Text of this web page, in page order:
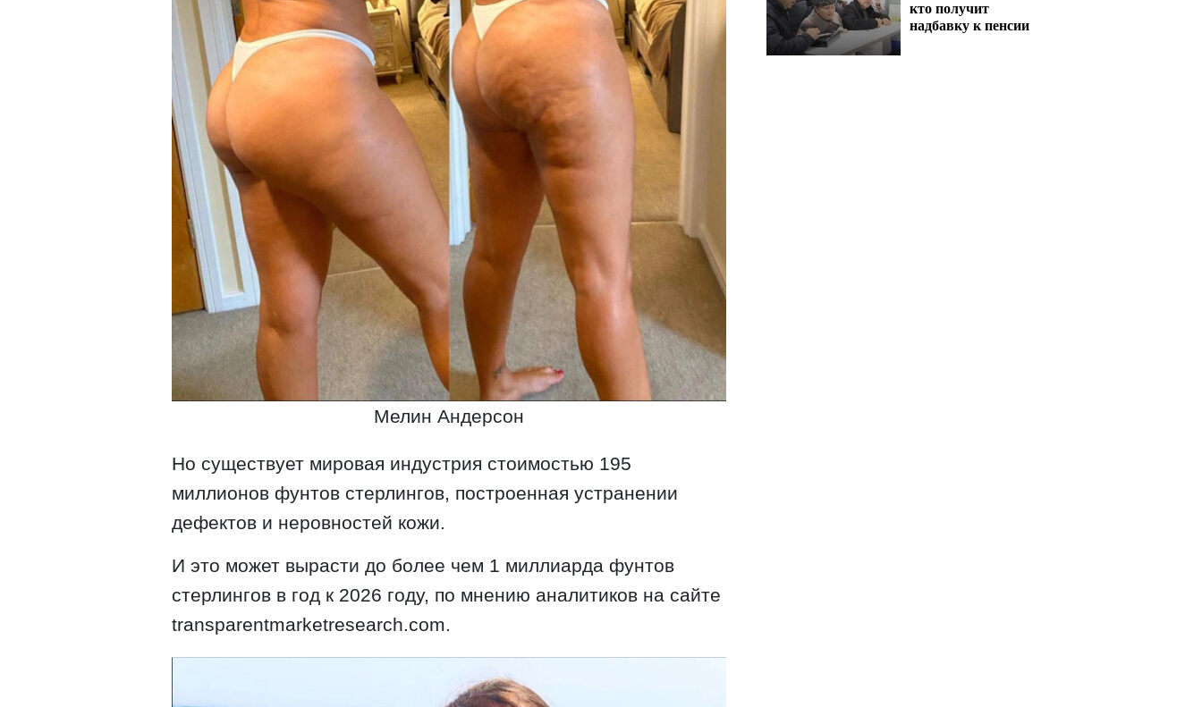
Мелин Андерсон
Но существует мировая индустрия стоимостью 195
миллионов фунтов стерлингов, построенная устранении
дефектов и неровностей кожи.
И это может вырасти до более чем 1 миллиарда фунтов
стерлингов в год к 2026 году, по мнению аналитиков на сайте
transparentmarketresearch.com.
кто получит
надбавку к пенсии